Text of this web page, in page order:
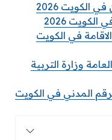
الكويت 2026
2026
في الكويت
وزارة التربية
المدني في الكويت